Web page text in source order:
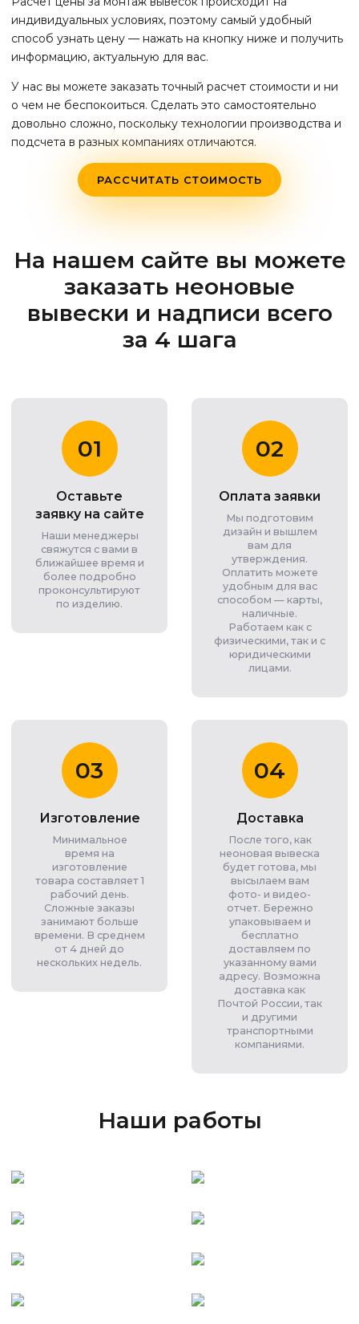
индивидуальных условиях, поэтому самый удобный
способ узнать цену — нажать на кнопку ниже и получить
информацию, актуальную для вас.
У нас вы можете заказать точный расчет стоимости и ни
о чем не беспокоиться. Сделать это самостоятельно
довольно сложно, поскольку технологии производства и
подсчета в разных компаниях отличаются.
РАССЧИТАТЬ СТОИМОСТЬ
На нашем сайте вы можете
заказать неоновые
вывески и надписи всего
за 4 шага
01
Оставьте
заявку на сайте
Наши менеджеры
свяжутся с вами в
ближайшее время и
более подробно
проконсультируют
по изделию.
02
Оплата заявки
Мы подготовим
дизайн и вышлем
вам для
утверждения.
Оплатить можете
удобным для вас
способом — карты,
наличные.
Работаем как с
физическими, так и с
юридическими
лицами.
03
Изготовление
Минимальное
время на
изготовление
товара составляет 1
рабочий день.
Сложные заказы
занимают больше
времени. В среднем
от 4 дней до
нескольких недель.
04
Доставка
После того, как
неоновая вывеска
будет готова, мы
высылаем вам
фото- и видео-
отчет. Бережно
упаковываем и
бесплатно
доставляем по
указанному вами
адресу. Возможна
доставка как
Почтой России, так
и другими
транспортными
компаниями.
Наши работы